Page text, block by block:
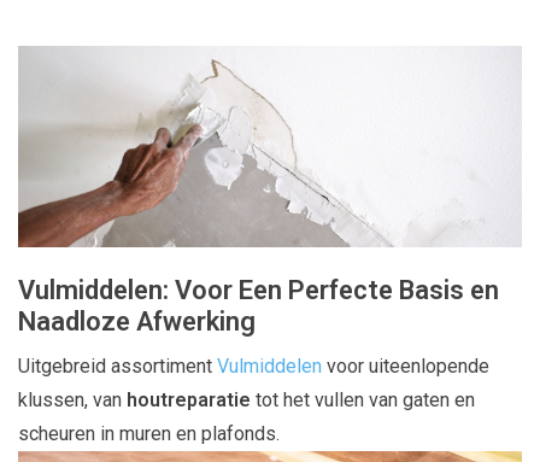
Vulmiddelen: Voor Een Perfecte Basis en
Naadloze Afwerking
Uitgebreid assortiment Vulmiddelen voor uiteenlopende
klussen, van houtreparatie tot het vullen van gaten en
scheuren in muren en plafonds.